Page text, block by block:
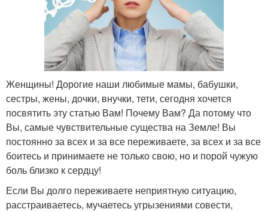
Женщины! Дорогие наши любимые мамы, бабушки,
сестры, жены, дочки, внучки, тети, сегодня хочется
посвятить эту статью Вам! Почему Вам? Да потому что
Вы, самые чувствительные существа на Земле! Вы
постоянно за всех и за все переживаете, за всех и за все
боитесь и принимаете не только свою, но и порой чужую
боль близко к сердцу!
Если Вы долго переживаете неприятную ситуацию,
расстраиваетесь, мучаетесь угрызениями совести,